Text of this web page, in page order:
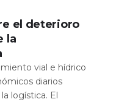
el deterioro
la
vial e hídrico
diarios
logística. El